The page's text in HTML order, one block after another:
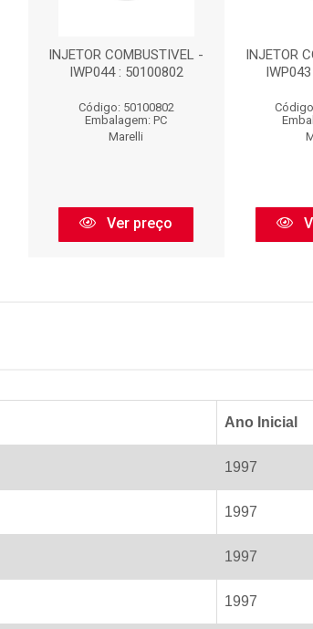
INJETOR COMBUSTIVEL -
IWP044 : 50100802
Código: 50100802
Embalagem: PC
Marelli
Ver preço
INJETOR
Ano Inicial
1997
1997
1997
1997